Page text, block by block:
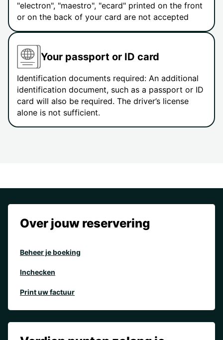
"electron", "maestro", "ecard" printed on the front
or on the back of your card are not accepted
Your passport or ID card
Identification documents required: An additional
identification document, such as a passport or ID
card will also be required. The driver’s license
alone is not sufficient.
Over jouw reservering
Beheer je boeking
Inchecken
Print uw factuur